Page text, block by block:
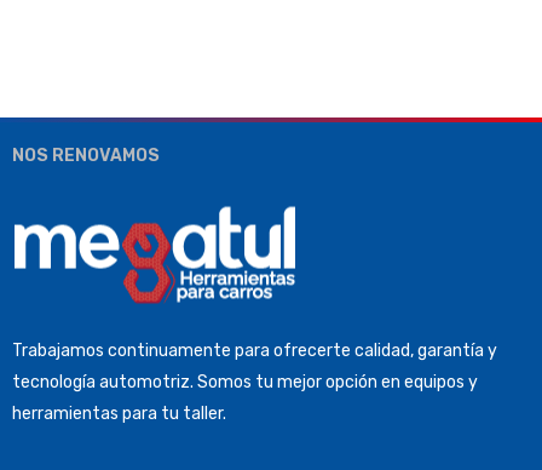
NOS RENOVAMOS
Trabajamos continuamente para ofrecerte calidad, garantía y
tecnología automotriz. Somos tu mejor opción en equipos y
herramientas para tu taller.